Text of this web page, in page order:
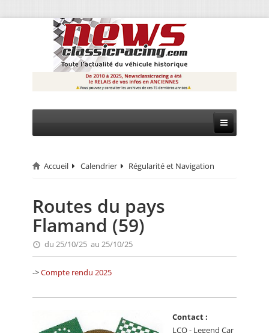
CIRCUIT
RALLYE
MONTAGNE
EVÈNEMENTS
CALENDRIER
FOCUS
VIDEO
Accueil Calendrier Régularité et Navigation
Routes du pays
Flamand (59)
du 25/10/25 au 25/10/25
->Compte rendu 2025
Contact :
LCO - Legend Car